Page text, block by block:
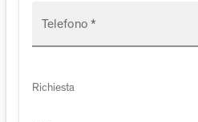
Telefono *
Richiesta